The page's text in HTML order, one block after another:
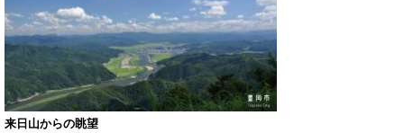
来日山からの眺望